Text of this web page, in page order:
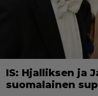
IS: Hjalliksen ja
suomalainen